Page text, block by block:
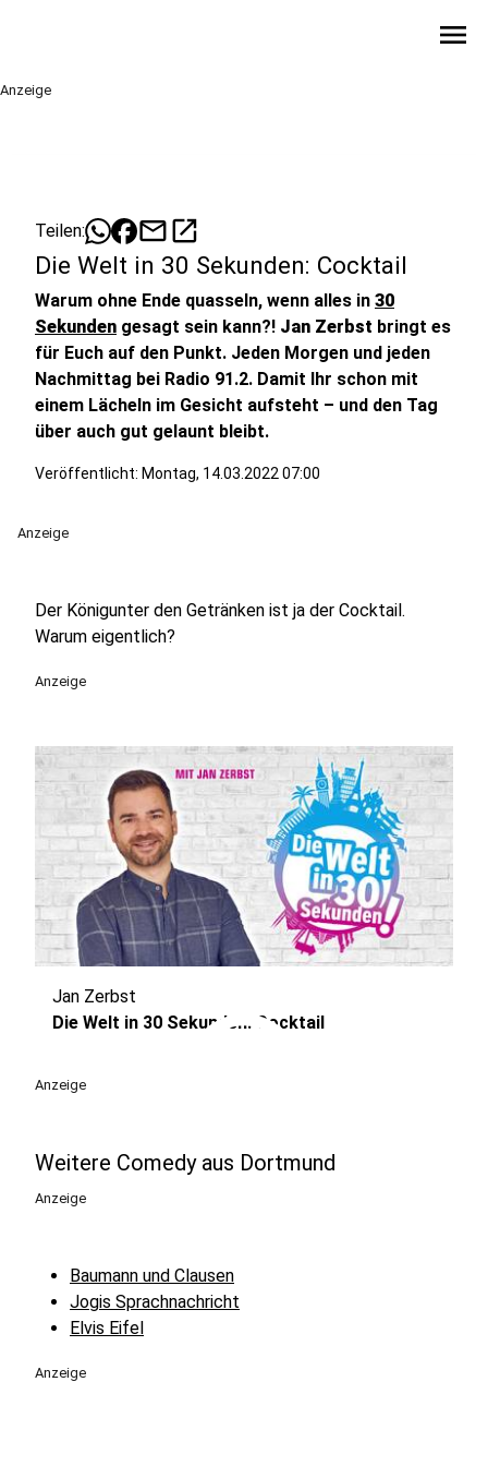
menu
Anzeige
Teilen: mailopen_in_new
Die Welt in 30 Sekunden: Cocktail
Warum ohne Ende quasseln, wenn alles in 30
Sekunden gesagt sein kann?! Jan Zerbst bringt es
für Euch auf den Punkt. Jeden Morgen und jeden
Nachmittag bei Radio 91.2. Damit Ihr schon mit
einem Lächeln im Gesicht aufsteht – und den Tag
über auch gut gelaunt bleibt.
Veröffentlicht: Montag, 14.03.2022 07:00
Anzeige
Der Königunter den Getränken ist ja der Cocktail.
Warum eigentlich?
Anzeige
play_circle
Jan Zerbst
Die Welt in 30 Sekunden: Cocktail
Anzeige
Weitere Comedy aus Dortmund
Anzeige
Baumann und Clausen
Jogis Sprachnachricht
Elvis Eifel
Anzeige